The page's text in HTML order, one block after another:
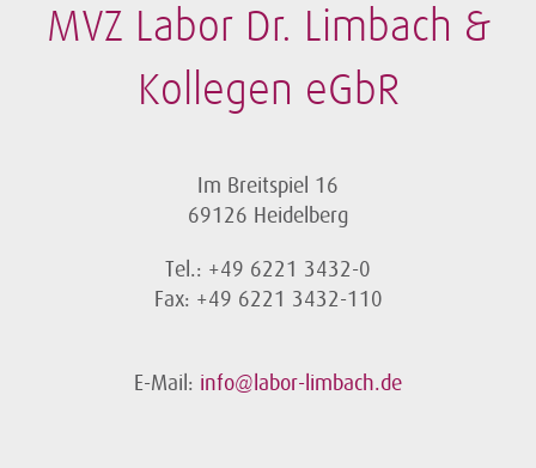
MVZ Labor Dr. Limbach &
Kollegen eGbR
Im Breitspiel 16
69126 Heidelberg
Tel.: +49 6221 3432-0
Fax: +49 6221 3432-110
E-Mail: info@labor-limbach.de